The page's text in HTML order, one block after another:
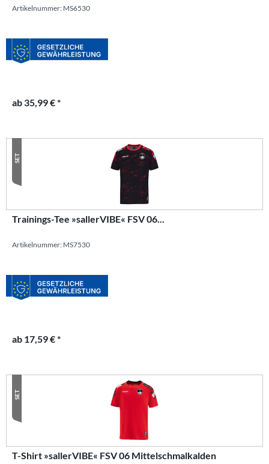
Artikelnummer: MS6530
ab 35,99 € *
SET
Trainings-Tee »sallerVIBE« FSV 06...
Artikelnummer: MS7530
ab 17,59 € *
SET
T-Shirt »sallerVIBE« FSV 06 Mittelschmalkalden